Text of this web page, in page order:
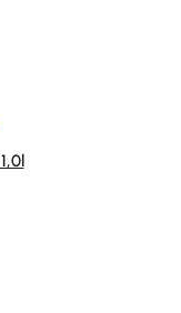
5 Sternen